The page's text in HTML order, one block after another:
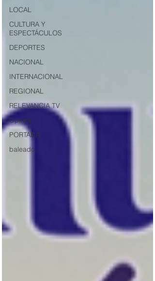
LOCAL
CULTURA Y
ESPECTÁCULOS
DEPORTES
NACIONAL
INTERNACIONAL
REGIONAL
RELEVANCIA TV
Opinión
PORTADA
baleado